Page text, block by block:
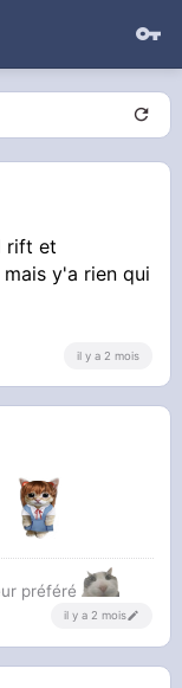
rift et
y'a rien qui
il y a 2 mois
préféré
il y a 2 mois